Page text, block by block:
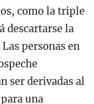
como la triple
descartarse la
personas en
ser derivadas al
una